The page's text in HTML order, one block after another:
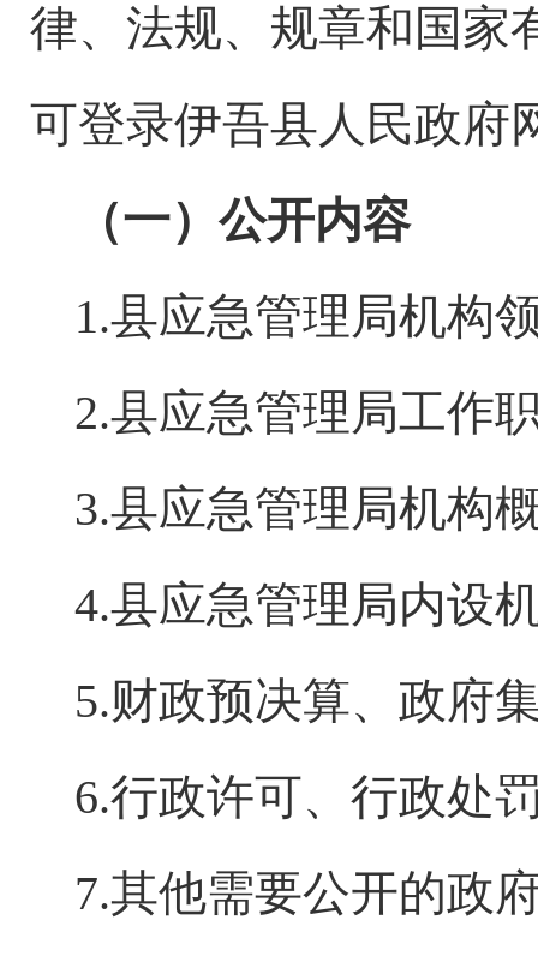
律、法规、规章和国家
可登录伊吾县人民政府
（一）公开内容
1.县应急管理局机构
2.县应急管理局工作
3.县应急管理局机构
4.县应急管理局内设
5.财政预决算、政府
6.行政许可、行政处
7.其他需要公开的政